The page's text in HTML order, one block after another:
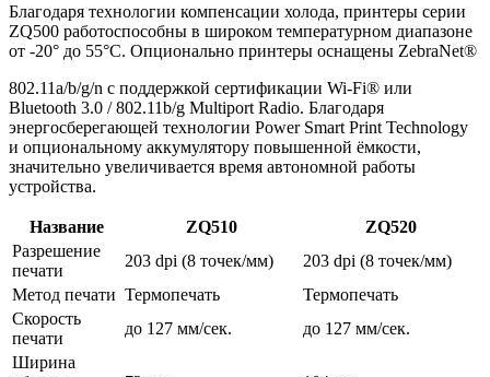
Благодаря технологии компенсации холода, принтеры серии
ZQ500 работоспособны в широком температурном диапазоне
от -20° до 55°C. Опционально принтеры оснащены ZebraNet®
802.11a/b/g/n с поддержкой сертификации Wi-Fi® или
Bluetooth 3.0 / 802.11b/g Multiport Radio. Благодаря
энергосберегающей технологии Power Smart Print Technology
и опциональному аккумулятору повышенной ёмкости,
значительно увеличивается время автономной работы
устройства.
Название ZQ510
ZQ520
Разрешение
печати
203 dpi (8 точек/мм)
203 dpi (8 точек/мм)
Метод печати Термопечать
Термопечать
Скорость
печати
до 127 мм/сек.
до 127 мм/сек.
Ширина